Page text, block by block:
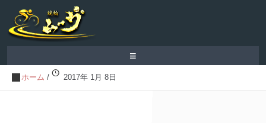
≡
ホーム / 2017年 1月 8日